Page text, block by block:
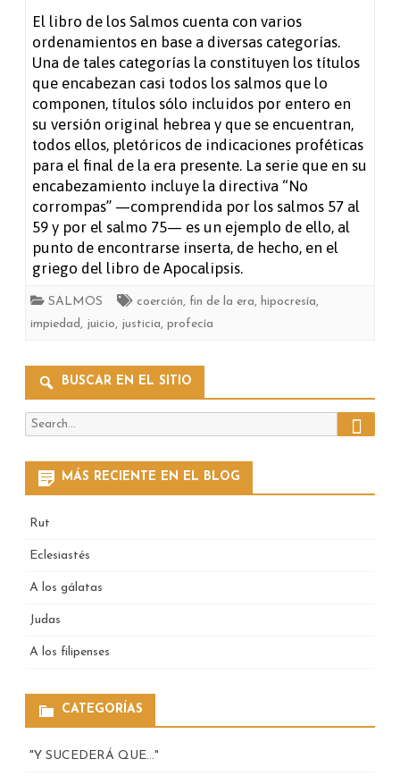
Salmo
58
El libro de los Salmos cuenta con varios
ordenamientos en base a diversas categorías.
Una de tales categorías la constituyen los títulos
que encabezan casi todos los salmos que lo
componen, títulos sólo incluidos por entero en
su versión original hebrea y que se encuentran,
todos ellos, pletóricos de indicaciones proféticas
para el final de la era presente. La serie que en su
encabezamiento incluye la directiva “No
corrompas” —comprendida por los salmos 57 al
59 y por el salmo 75— es un ejemplo de ello, al
punto de encontrarse inserta, de hecho, en el
griego del libro de Apocalipsis.
SALMOS coerción, fin de la era, hipocresía,
impiedad, juicio, justicia, profecía
BUSCAR EN EL SITIO
Search
Search
MÁS RECIENTE EN EL BLOG
Rut
Eclesiastés
A los gálatas
Judas
A los filipenses
CATEGORÍAS
"Y SUCEDERÁ QUE…"